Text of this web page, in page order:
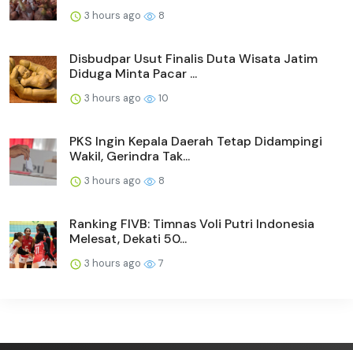
3 hours ago 8
Disbudpar Usut Finalis Duta Wisata Jatim
Diduga Minta Pacar ...
3 hours ago 10
PKS Ingin Kepala Daerah Tetap Didampingi
Wakil, Gerindra Tak...
3 hours ago 8
Ranking FIVB: Timnas Voli Putri Indonesia
Melesat, Dekati 50...
3 hours ago 7